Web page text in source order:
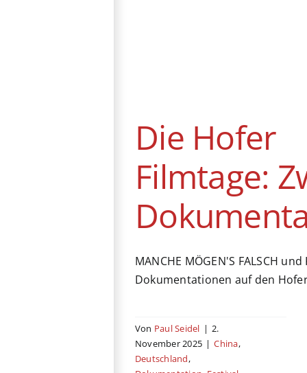
Die Hofer
Filmtage:
MANCHE MÖGEN'S FALSCH und
Dokumentationen auf den
Von Paul Seidel | 2.
November 2025 | China,
Deutschland,